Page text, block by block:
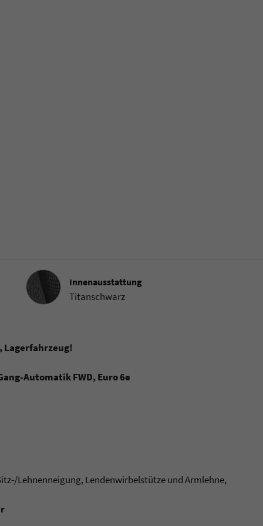
InnenausstattungInnenausstattung
Titanschwarz
Lagerfahrzeug!
Automatik FWD, Euro 6e
Lehnenneigung, Lendenwirbelstütze und Armlehne,